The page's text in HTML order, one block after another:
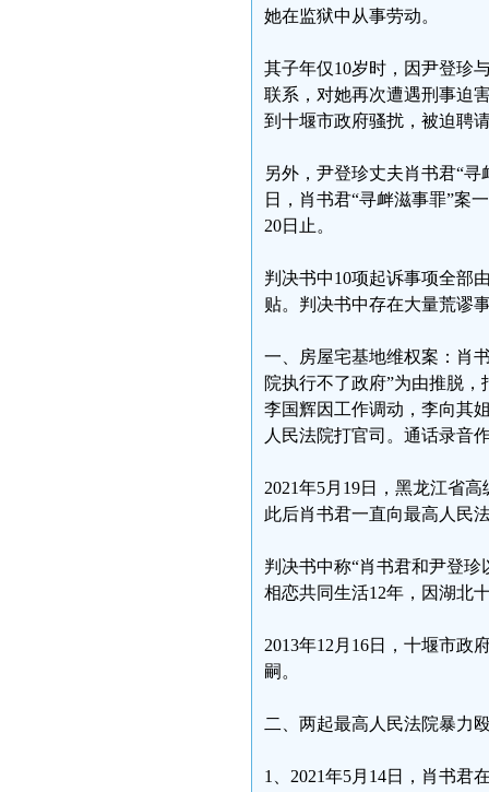
她在监狱中从事劳动。
其子年仅10岁时，因尹登珍
联系，对她再次遭遇刑事迫
到十堰市政府骚扰，被迫聘
另外，尹登珍丈夫肖书君“
日，肖书君“寻衅滋事罪”案
20日止。
判决书中10项起诉事项全部
贴。判决书中存在大量荒谬
一、房屋宅基地维权案：肖
院执行不了政府”为由推脱
李国辉因工作调动，李向其
人民法院打官司。通话录音
2021年5月19日，黑龙江省
此后肖书君一直向最高人民
判决书中称“肖书君和尹登
相恋共同生活12年，因湖北
2013年12月16日，十堰市政
嗣。
二、两起最高人民法院暴力
1、2021年5月14日，肖书君